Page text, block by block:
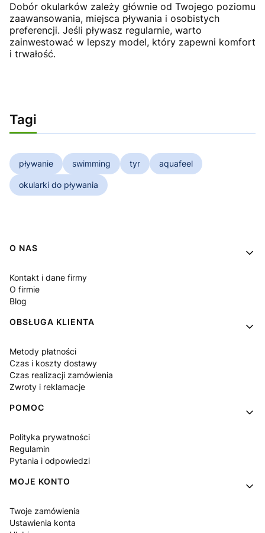
Dobór okularków zależy głównie od Twojego poziomu
zaawansowania, miejsca pływania i osobistych
preferencji. Jeśli pływasz regularnie, warto
zainwestować w lepszy model, który zapewni komfort
i trwałość.
Tagi
pływanie swimming tyr aquafeel
okularki do pływania
Linki w stopce
O NAS
Kontakt i dane firmy
O firmie
Blog
OBSŁUGA KLIENTA
Metody płatności
Czas i koszty dostawy
Czas realizacji zamówienia
Zwroty i reklamacje
POMOC
Polityka prywatności
Regulamin
Pytania i odpowiedzi
MOJE KONTO
Twoje zamówienia
Ustawienia konta